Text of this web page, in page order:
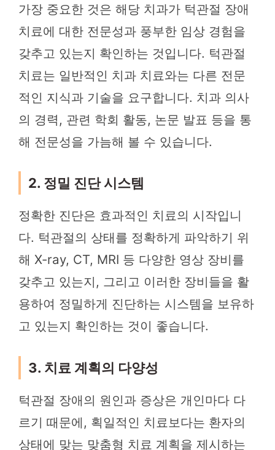
가장 중요한 것은 해당 치과가 턱관절 장애
치료에 대한 전문성과 풍부한 임상 경험을
갖추고 있는지 확인하는 것입니다. 턱관절
치료는 일반적인 치과 치료와는 다른 전문
적인 지식과 기술을 요구합니다. 치과 의사
의 경력, 관련 학회 활동, 논문 발표 등을 통
해 전문성을 가늠해 볼 수 있습니다.
2. 정밀 진단 시스템
정확한 진단은 효과적인 치료의 시작입니
다. 턱관절의 상태를 정확하게 파악하기 위
해 X-ray, CT, MRI 등 다양한 영상 장비를
갖추고 있는지, 그리고 이러한 장비들을 활
용하여 정밀하게 진단하는 시스템을 보유하
고 있는지 확인하는 것이 좋습니다.
3. 치료 계획의 다양성
턱관절 장애의 원인과 증상은 개인마다 다
르기 때문에, 획일적인 치료보다는 환자의
상태에 맞는 맞춤형 치료 계획을 제시하는